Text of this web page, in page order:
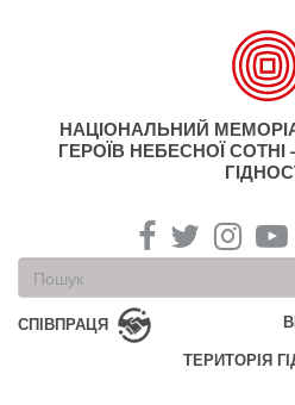
НАЦІОНАЛЬНИЙ
ГЕРОЇВ НЕБЕСНОЇ
Пошукова
форма
Пошук
СПІВПРАЦЯ
ТЕРИТОРІЯ